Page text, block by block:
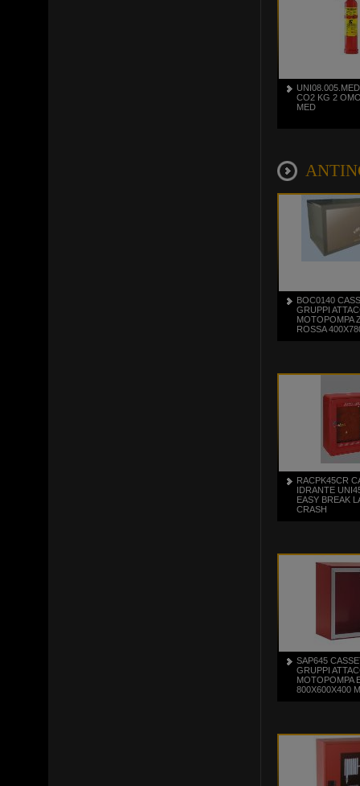
CO2 KG 2
MED
BOC0140
GRUPPI
MOTOPOMPA
ROSSA
RACPK45CR
IDRANTE
EASY BREAK
CRASH
SAP645
GRUPPI
MOTOPOMPA
800X600X400